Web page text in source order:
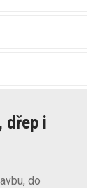
dřep i
do